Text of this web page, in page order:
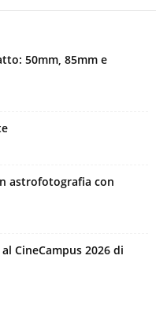
50mm, 85mm e
astrofotografia con
CineCampus 2026 di